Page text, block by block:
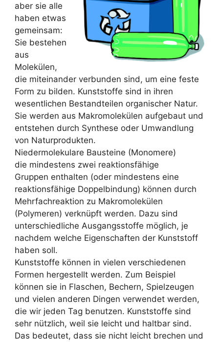
aber sie alle
haben etwas
gemeinsam:
Sie bestehen
aus
Molekülen,
die miteinander verbunden sind, um eine feste
Form zu bilden. Kunststoffe sind in ihren
wesentlichen Bestandteilen organischer Natur.
Sie werden aus Makromolekülen aufgebaut und
entstehen durch Synthese oder Umwandlung
von Naturprodukten.
Niedermolekulare Bausteine (Monomere)
die mindestens zwei reaktionsfähige
Gruppen enthalten (oder mindestens eine
reaktionsfähige Doppelbindung) können durch
Mehrfachreaktion zu Makromolekülen
(Polymeren) verknüpft werden. Dazu sind
unterschiedliche Ausgangsstoffe möglich, je
nachdem welche Eigenschaften der Kunststoff
haben soll.
Kunststoffe können in vielen verschiedenen
Formen hergestellt werden. Zum Beispiel
können sie in Flaschen, Bechern, Spielzeugen
und vielen anderen Dingen verwendet werden,
die wir jeden Tag benutzen. Kunststoffe sind
sehr nützlich, weil sie leicht und haltbar sind.
Das bedeutet, dass sie nicht leicht brechen und